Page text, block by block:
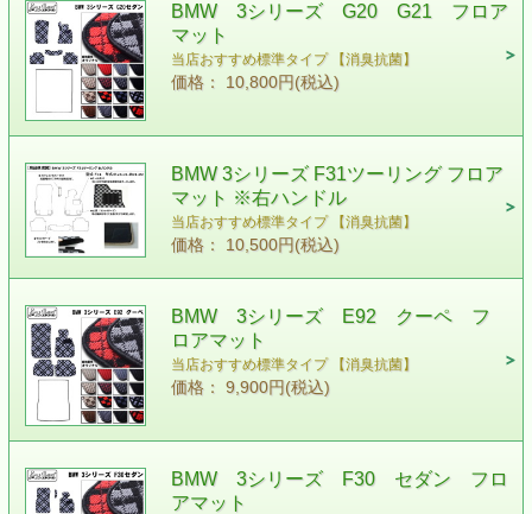
BMW 3シリーズ G20 G21 フロア
マット
当店おすすめ標準タイプ 【消臭抗菌】
価格： 10,800円(税込)
BMW 3シリーズ F31ツーリング フロア
マット ※右ハンドル
当店おすすめ標準タイプ 【消臭抗菌】
価格： 10,500円(税込)
BMW 3シリーズ E92 クーペ フ
ロアマット
当店おすすめ標準タイプ 【消臭抗菌】
価格： 9,900円(税込)
BMW 3シリーズ F30 セダン フロ
アマット